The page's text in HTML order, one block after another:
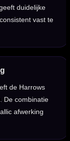
duidelijke
vast te
de Harrows
De combinatie
afwerking